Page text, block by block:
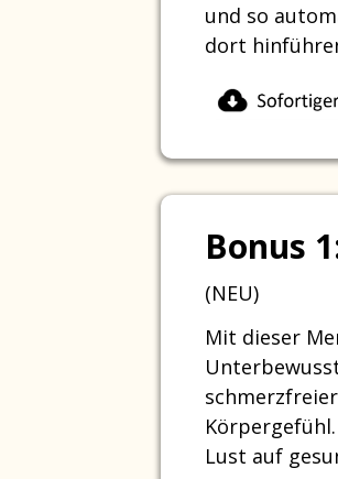
und so
dort
Bonus
(NEU)
Mit dieser
Lust auf